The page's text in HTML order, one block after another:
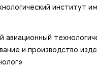
институт
и производство